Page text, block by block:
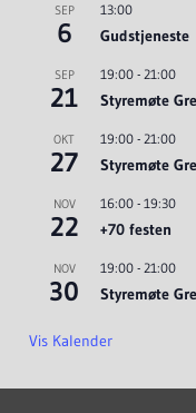
SEP
6
13:00
Gudstjeneste
SEP
21
19:00- 21:00
Styremøte
OKT
27
19:00- 21:00
Styremøte
NOV
22
16:00- 19:30
+70 festen
NOV
30
19:00- 21:00
Styremøte
Vis Kalender